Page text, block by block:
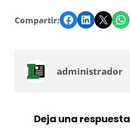
Compartir: Facebook LinkedIn Twitter WhatsApp
administrador
Deja una respuesta